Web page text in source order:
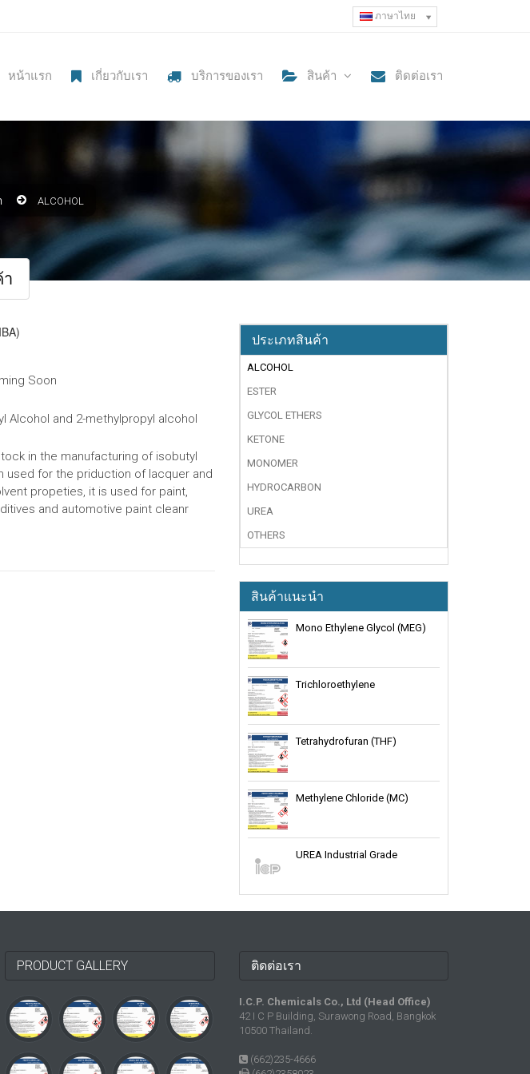
ภาษาไทย
หน้าแรก เกี่ยวกับเรา บริการของเรา สินค้า ติดต่อเรา
ALCOHOL
Soon
Alcohol and 2-methylpropyl alcohol
in the manufacturing of isobutyl
used for the priduction of lacquer and
propeties, it is used for paint,
and automotive paint cleanr
ประเภทสินค้า
ALCOHOL
ESTER
GLYCOL ETHERS
KETONE
MONOMER
HYDROCARBON
UREA
OTHERS
สินค้าแนะนำ
Mono Ethylene Glycol (MEG)
Trichloroethylene
Tetrahydrofuran (THF)
Methylene Chloride (MC)
UREA Industrial Grade
PRODUCT GALLERY ติดต่อเรา
I.C.P. Chemicals Co., Ltd (Head Office)
42 I C P Building, Surawong Road, Bangkok
10500 Thailand.
(662)235-4666